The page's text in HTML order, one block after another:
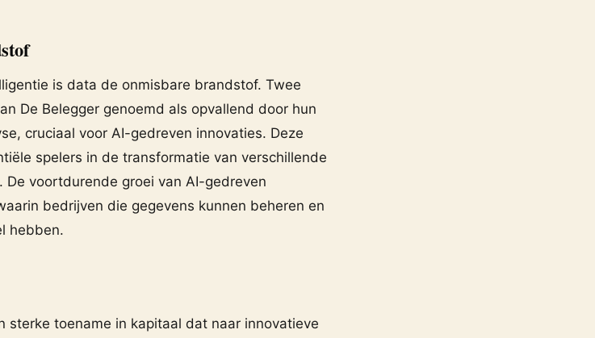
is data de onmisbare brandstof. Twee
De Belegger genoemd als opvallend door hun
cruciaal voor AI-gedreven innovaties. Deze
spelers in de transformatie van verschillende
voortdurende groei van AI-gedreven
bedrijven die gegevens kunnen beheren en
hebben.
sterke toename in kapitaal dat naar innovatieve